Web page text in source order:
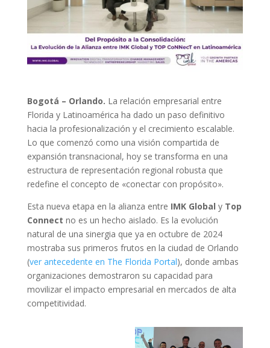
Bogotá – Orlando. La relación empresarial entre
Florida y Latinoamérica ha dado un paso definitivo
hacia la profesionalización y el crecimiento escalable.
Lo que comenzó como una visión compartida de
expansión transnacional, hoy se transforma en una
estructura de representación regional robusta que
redefine el concepto de «conectar con propósito».
Esta nueva etapa en la alianza entre IMK Global y Top
Connect no es un hecho aislado. Es la evolución
natural de una sinergia que ya en octubre de 2024
mostraba sus primeros frutos en la ciudad de Orlando
(ver antecedente en The Florida Portal), donde ambas
organizaciones demostraron su capacidad para
movilizar el impacto empresarial en mercados de alta
competitividad.